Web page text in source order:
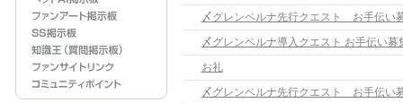
〆グレンベルナ先行クエスト お手伝い
〆グレンベルナ導入クエスト お手伝い募
お礼
〆グレンベルナ先行クエスト お手伝い